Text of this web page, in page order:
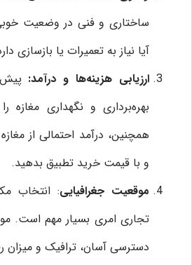
ساختاری و فنی در وضعیت
آیا نیاز به تعمیرات یا بازسازی
ارزیابی هزینه‌ها و درآمد:
بهره‌برداری و نگهداری
همچنین، درآمد احتمالی از
و با قیمت خرید تطبیق بدهید.
موقعیت جغرافیایی: انتخاب
تجاری امری بسیار مهم است.
دسترسی آسان، ترافیک و میزان